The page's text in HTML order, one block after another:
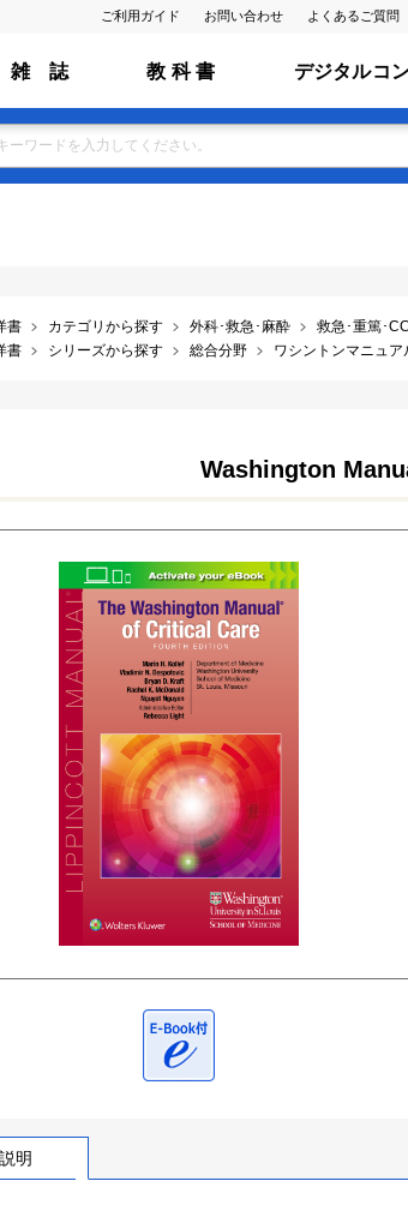
ご利用ガイド お問い合わせ よくあるご質問
雑 誌 教 科 書 デジタルコ
書 カテゴリから探す 外科･救急･麻酔
救急･重篤･
書 シリーズから探す 総合分野 ワシントンマニュア
Washington
明